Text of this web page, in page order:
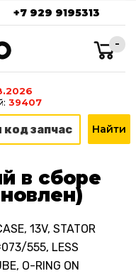
+7 929 9195313
-
39407
в сборе
13V, STATOR
555, LESS
O-RING ON